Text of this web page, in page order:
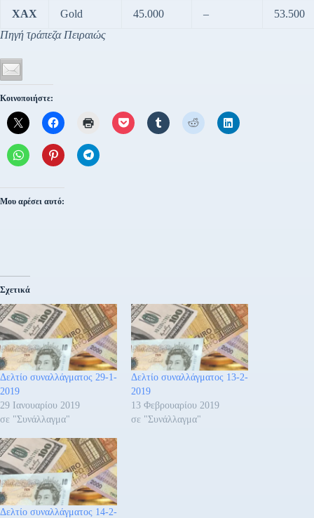
XAX Gold 45.000 –
53.500
Πηγή τράπεζα Πειραιώς
Κοινοποιήστε:
Μου αρέσει αυτό:
Σχετικά
Δελτίο συναλλάγματος 29-1-
2019
29 Ιανουαρίου 2019
σε "Συνάλλαγμα"
Δελτίο συναλλάγματος 13-2-
2019
13 Φεβρουαρίου 2019
σε "Συνάλλαγμα"
Δελτίο συναλλάγματος 14-2-